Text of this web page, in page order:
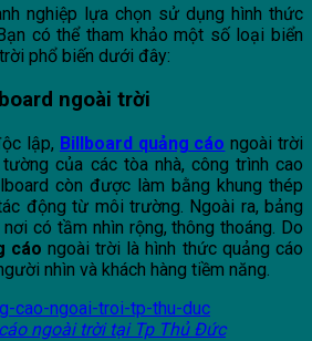
nghiệp lựa chọn sử dụng hình thức
có thể tham khảo một số loại biển
phổ biến dưới đây:
ngoài trời
lập, Billboard quảng cáo ngoài trời
của các tòa nhà, công trình cao
còn được làm bằng khung thép
động từ môi trường. Ngoài ra, bảng
có tầm nhìn rộng, thông thoáng. Do
cáo ngoài trời là hình thức quảng cáo
nhìn và khách hàng tiềm năng.
ngoài trời tại Tp Thủ Đức